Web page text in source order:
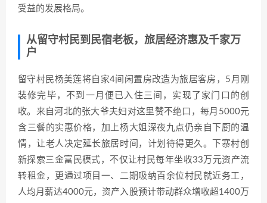
受益的发展格局。
从留守村民到民宿老板，旅居经济惠及千家万
户
留守村民杨美莲将自家4间闲置房改造为旅居客房，5月刚
装修完毕，不到一月便已入住三间，实现了家门口的创
收。来自河北的张大爷夫妇对这里赞不绝口，每月5000元
含三餐的实惠价格，加上杨大姐深夜九点仍亲自下厨的温
情，让老人决定延长旅居时间，计划待得更久。下寨村创
新探索三金富民模式，不仅让村民每年坐收33万元资产流
转租金，更通过项目一、二期吸纳百余位村民就近务工，
人均月薪达4000元，资产入股预计带动群众增收超1400万